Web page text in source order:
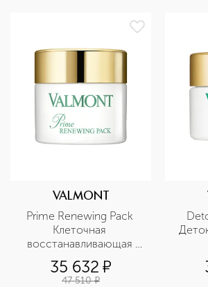
VALMONT
Prime Renewing Pack
Клеточная
восстанавливающая
крем-маска
Антистресс
35 632 ¤
47 510 ¤